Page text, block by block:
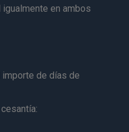
en ambos
importe de días de